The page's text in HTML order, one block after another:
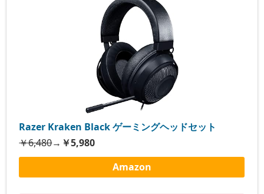
Razer Kraken Black ゲーミングヘッドセット
￥6,480→ ￥5,980
Amazon